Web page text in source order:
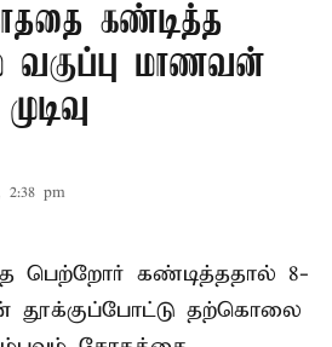
கண்டித்த
வகுப்பு மாணவன்
2:38 pm
பெற்றோர் கண்டித்ததால் 8-
தூக்குப்போட்டு தற்கொலை